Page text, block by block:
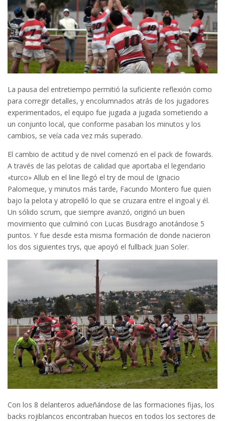
La pausa del entretiempo permitió la suficiente reflexión como
para corregir detalles, y encolumnados atrás de los jugadores
experimentados, el equipo fue jugada a jugada sometiendo a
un conjunto local, que conforme pasaban los minutos y los
cambios, se veía cada vez más superado.
El cambio de actitud y de nivel comenzó en el pack de fowards.
A través de las pelotas de calidad que aportaba el legendario
«turco» Allub en el line llegó el try de moul de Ignacio
Palomeque, y minutos más tarde, Facundo Montero fue quien
bajo la pelota y atropelló lo que se cruzara entre el ingoal y él.
Un sólido scrum, que siempre avanzó, originó un buen
movimiento que culminó con Lucas Busdrago anotándose 5
puntos. Y fue desde esta misma formación de donde nacieron
los dos siguientes trys, que apoyó el fullback Juan Soler.
Con los 8 delanteros adueñándose de las formaciones fijas, los
backs rojiblancos encontraban huecos en todos los sectores de